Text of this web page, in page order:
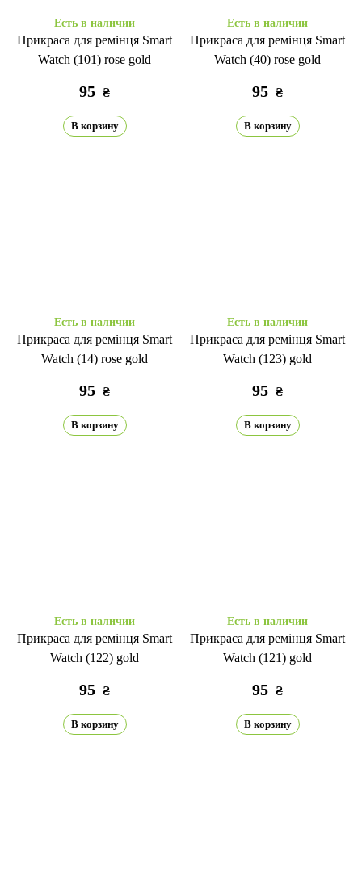
Есть в наличии
Прикраса для ремінця Smart
Watch (101) rose gold
95 ₴
В корзину
Есть в наличии
Прикраса для ремінця Smart
Watch (40) rose gold
95 ₴
В корзину
Есть в наличии
Прикраса для ремінця Smart
Watch (14) rose gold
95 ₴
В корзину
Есть в наличии
Прикраса для ремінця Smart
Watch (123) gold
95 ₴
В корзину
Есть в наличии
Прикраса для ремінця Smart
Watch (122) gold
95 ₴
В корзину
Есть в наличии
Прикраса для ремінця Smart
Watch (121) gold
95 ₴
В корзину